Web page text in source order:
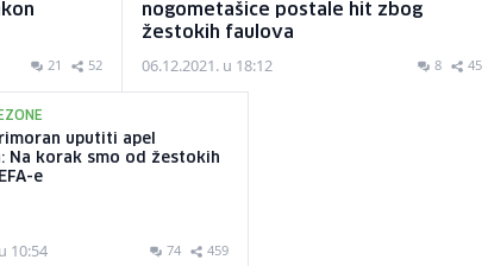
21 52
nogometašice postale hit zbog
žestokih faulova
06.12.2021. u 18:12 8 45
uputiti apel
Na korak smo od žestokih
e
10:54 74 459